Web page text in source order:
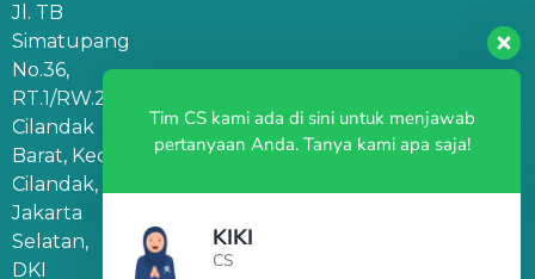
Jl. TB
Simatupang
No.36,
RT.1/RW.2,
Cilandak
Barat, Kec.
Cilandak,
Jakarta
Selatan,
DKI
Tim CS kami ada di sini untuk menjawab
pertanyaan Anda. Tanya kami apa saja!
KIKI
CS